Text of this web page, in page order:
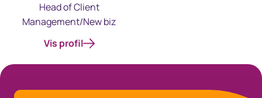
Head of Client
Management/New biz
Vis profil